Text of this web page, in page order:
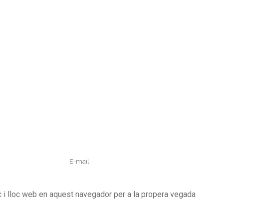
lloc web en aquest navegador per a la propera vegada